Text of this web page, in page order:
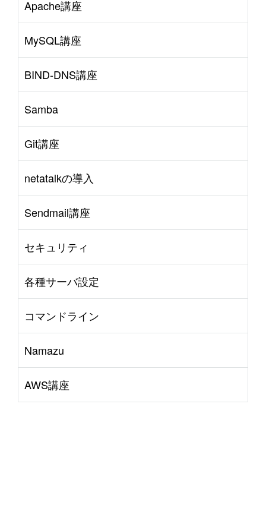
Apache講座
MySQL講座
BIND-DNS講座
Samba
Git講座
netatalkの導入
Sendmail講座
セキュリティ
各種サーバ設定
コマンドライン
Namazu
AWS講座